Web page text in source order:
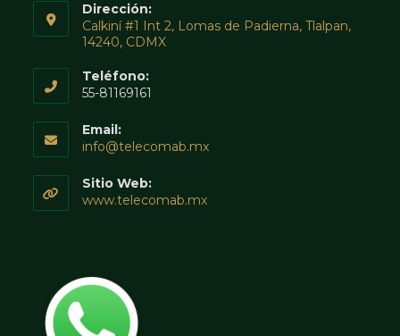
Dirección:
Calkiní #1 Int 2, Lomas de Padierna, Tlalpan,
14240, CDMX
Teléfono:
55-81169161
Email:
info@telecomab.mxAbre
Sitio Web:
www.telecomab.mx